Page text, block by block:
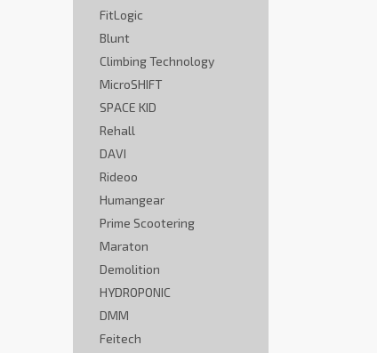
FitLogic
Blunt
Climbing Technology
MicroSHIFT
SPACE KID
Rehall
DAVI
Rideoo
Humangear
Prime Scootering
Maraton
Demolition
HYDROPONIC
DMM
Feitech